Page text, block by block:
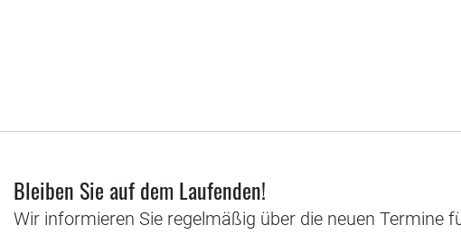
Bleiben Sie auf dem Laufenden!
Wir informieren Sie regelmäßig über die neuen Termine